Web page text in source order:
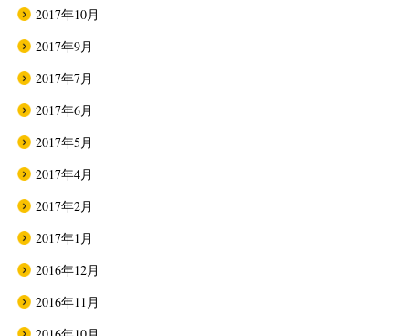
2017年10月
2017年9月
2017年7月
2017年6月
2017年5月
2017年4月
2017年2月
2017年1月
2016年12月
2016年11月